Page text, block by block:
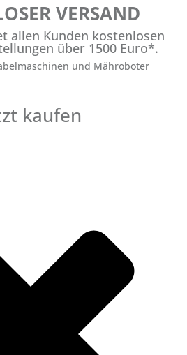
VERSAND
allen Kunden kostenlosen
über 1500 Euro*.
und Mähroboter
kaufen